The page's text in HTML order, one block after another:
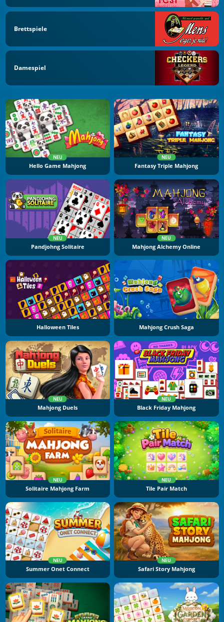
Brettspiele
Damespiel
NEU
Hello Game Mahjong
NEU
Fantasy Triple Mahjong
NEU
Pandjohng Solitaire
NEU
Mahjong Alchemy Online
Halloween Tiles Mahjong Crush Saga
NEU
Mahjong Duels
NEU
Black Friday Mahjong
NEU
Solitaire Mahjong Farm
NEU
Tile Pair Match
NEU
Summer Onet Connect
NEU
Safari Story Mahjong